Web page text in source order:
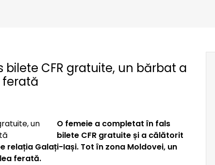
CFR gratuite, un bărbat a
ferată
O femeie a completat în fals
bilete CFR gratuite și a călătorit
relația Galați-Iași. Tot în zona Moldovei, un
ferată.